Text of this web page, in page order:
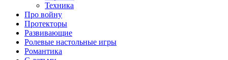
Техника
Про войну
Протекторы
Развивающие
Ролевые настольные игры
Романтика